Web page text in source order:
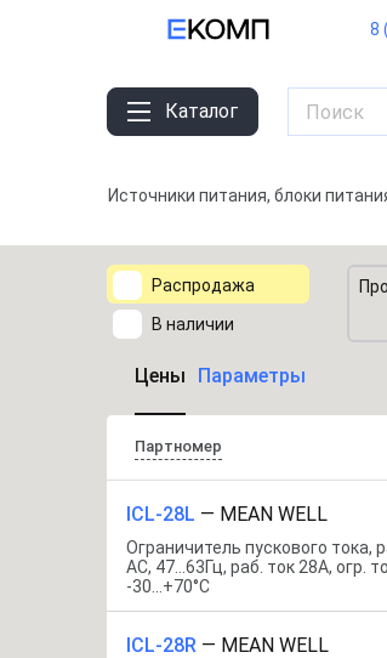
8
Каталог
Источники питания, блоки
Распродажа
В наличии
Цены Параметры
Партномер
ICL-28L — MEAN WELL
Ограничитель пускового
AC, 47…63Гц, раб. ток 28А, огр.
-30…+70°С
ICL-28R — MEAN WELL